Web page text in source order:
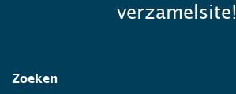
verzamelsite!
Zoeken